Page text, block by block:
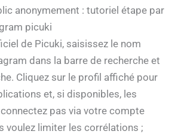
anonymement : tutoriel étape par
picuki
de Picuki, saisissez le nom
dans la barre de recherche et
Cliquez sur le profil affiché pour
et, si disponibles, les
pas via votre compte
voulez limiter les corrélations ;